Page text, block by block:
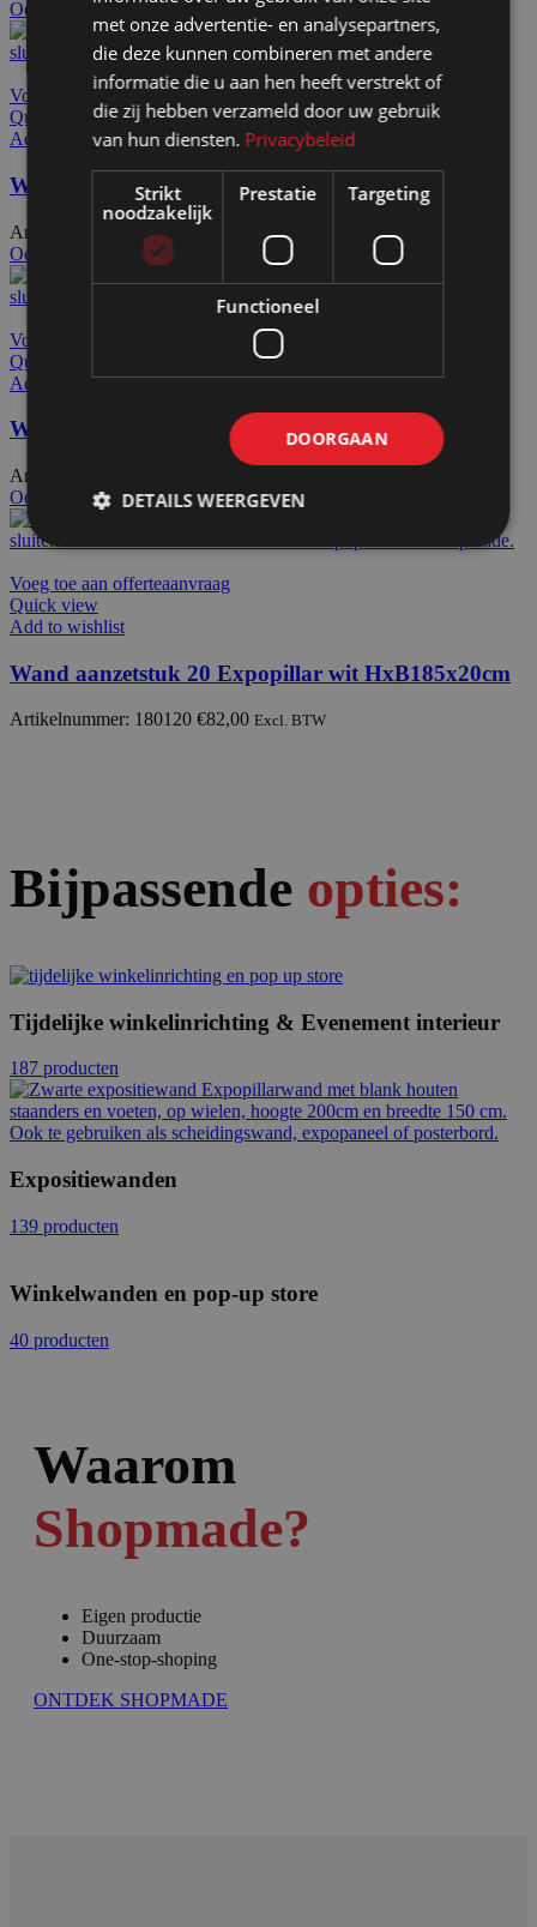
Ook te huur
Voeg toe aan offerteaanvraag
Quick view
Add to wishlist
Wand aanzetstuk 20 wit HxB185x20cm
Artikelnummer: 10603 Excl. BTW
Ook te huur
Voeg toe aan offerteaanvraag
Quick view
Add to wishlist
Wand aanzetstuk 20 zwart HxB185x20cm
Artikelnummer: 11603
Ook te huur
Voeg toe aan offerteaanvraag
Quick view
Add to wishlist
Wand aanzetstuk 20 Expopillar wit HxB185x20cm
Artikelnummer: 180120 €82,00 Excl. BTW
Bijpassende opties:
Tijdelijke winkelinrichting & Evenement interieur
187 producten
Expositiewanden
139 producten
Winkelwanden en pop-up store
40 producten
Waarom
Shopmade?
Eigen productie
Duurzaam
One-stop-shoping
ONTDEK SHOPMADE
met onze advertentie- en analysepartners,
die deze kunnen combineren met andere
informatie die u aan hen heeft verstrekt of
die zij hebben verzameld door uw gebruik
van hun diensten. Privacybeleid
Strikt
noodzakelijk
Prestatie Targeting
Functioneel
DOORGAAN
DETAILS WEERGEVEN